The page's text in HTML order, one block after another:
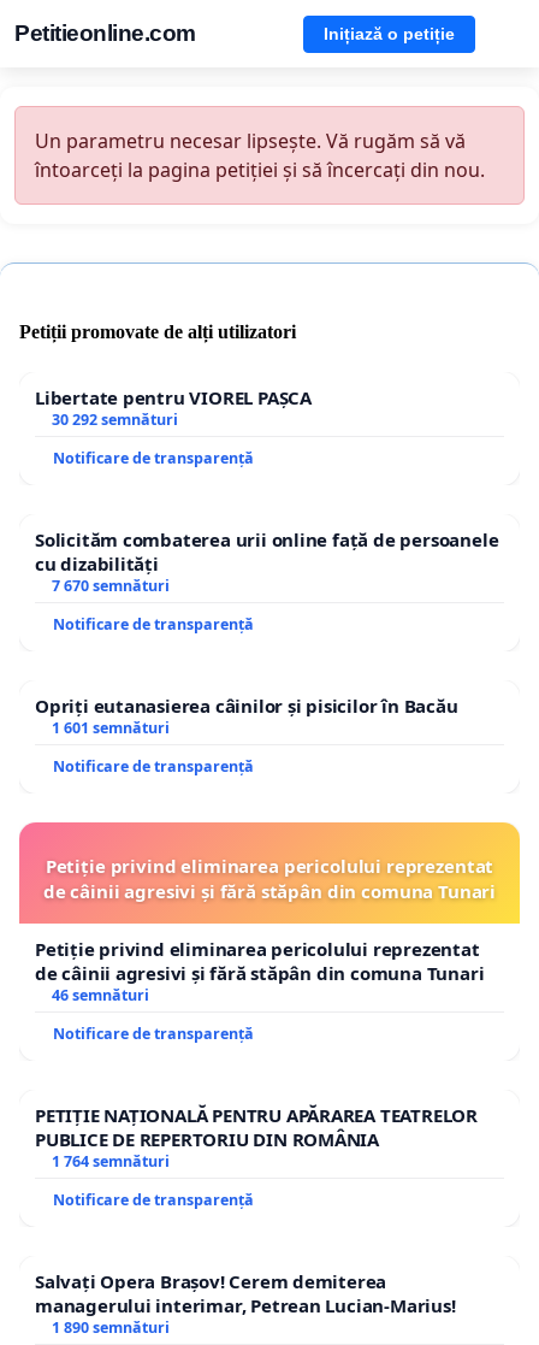
Petitieonline.com Inițiază o petiție
Un parametru necesar lipsește. Vă rugăm să vă
întoarceți la pagina petiției și să încercați din nou.
Petiții promovate de alți utilizatori
Libertate pentru VIOREL PAȘCA
30 292 semnături
Notificare de transparență
Solicităm combaterea urii online față de persoanele
cu dizabilități
7 670 semnături
Notificare de transparență
Opriți eutanasierea câinilor și pisicilor în Bacău
1 601 semnături
Notificare de transparență
Petiție privind eliminarea pericolului reprezentat
de câinii agresivi și fără stăpân din comuna Tunari
Petiție privind eliminarea pericolului reprezentat
de câinii agresivi și fără stăpân din comuna Tunari
46 semnături
Notificare de transparență
PETIȚIE NAȚIONALĂ PENTRU APĂRAREA TEATRELOR
PUBLICE DE REPERTORIU DIN ROMÂNIA
1 764 semnături
Notificare de transparență
Salvați Opera Brașov! Cerem demiterea
managerului interimar, Petrean Lucian-Marius!
1 890 semnături